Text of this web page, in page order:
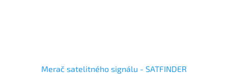
Merač satelitného signálu - SATFINDER